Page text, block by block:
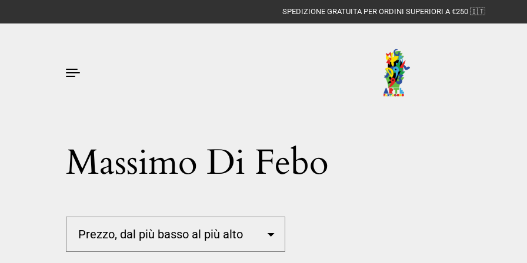
Passa ai contenuti
SPEDIZIONE GRATUITA PER ORDINI SUPERIORI A €250 🇮🇹
Massimo Di Febo